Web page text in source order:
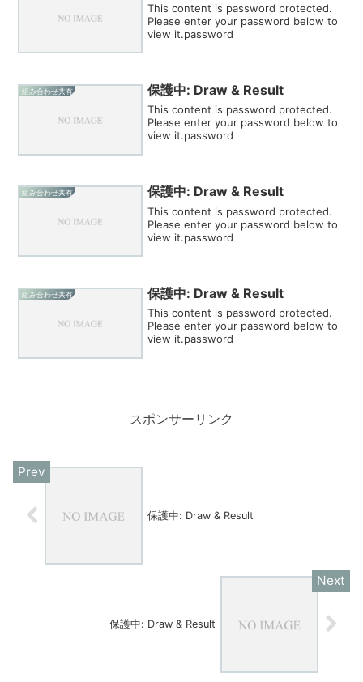
This content is password protected.
Please enter your password below to
view it.password
組み合わせ共有 保護中: Draw & Result
This content is password protected.
Please enter your password below to
view it.password
組み合わせ共有 保護中: Draw & Result
This content is password protected.
Please enter your password below to
view it.password
組み合わせ共有 保護中: Draw & Result
This content is password protected.
Please enter your password below to
view it.password
スポンサーリンク
保護中: Draw & Result
保護中: Draw & Result